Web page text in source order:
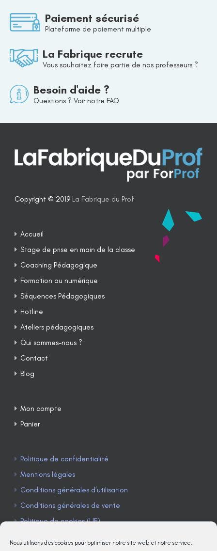
Nous utilisons des cookies pour optimiser notre site web et notre service.
Paiement sécurisé
Plateforme de paiement multiple
La Fabrique recrute
Vous souhaitez faire partie de nos professeurs ?
Besoin d'aide ?
Questions ? Voir notre FAQ
Copyright © 2019 La Fabrique du Prof
Accueil
Stage de prise en main de la classe
Coaching Pédagogique
Formation au numérique
Séquences Pédagogiques
Hotline
Ateliers pédagogiques
Qui sommes-nous ?
Contact
Blog
Mon compte
Panier
Politique de confidentialité
Mentions légales
Conditions générales d’utilisation
Conditions générales de vente
Politique de cookies (UE)